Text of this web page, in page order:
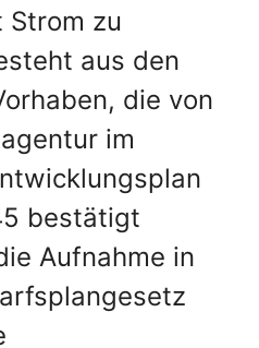
Strom zu
aus den
die von
im
bestätigt
Aufnahme in